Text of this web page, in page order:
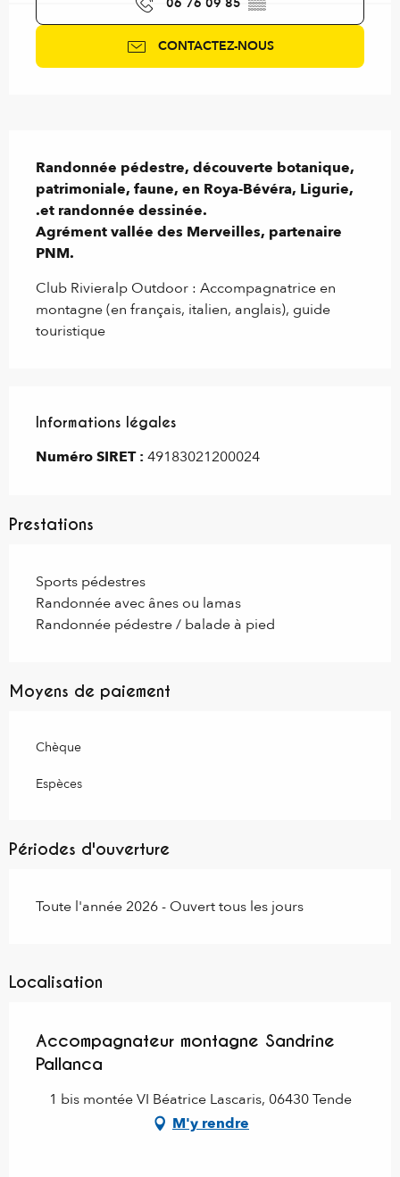
CONTACTEZ-NOUS
Randonnée pédestre, découverte botanique,
patrimoniale, faune, en Roya-Bévéra, Ligurie,
.et randonnée dessinée.
Agrément vallée des Merveilles, partenaire
PNM.
Club Rivieralp Outdoor : Accompagnatrice en
montagne (en français, italien, anglais), guide
touristique
Informations légales
Informations légales
Numéro SIRET : 49183021200024
Prestations
Sports pédestres
Randonnée avec ânes ou lamas
Randonnée pédestre / balade à pied
Moyens de paiement
Chèque
Espèces
Périodes d'ouverture
Toute l'année 2026 - Ouvert tous les jours
Localisation
Accompagnateur montagne Sandrine
Pallanca
1 bis montée VI Béatrice Lascaris, 06430 Tende
M'y rendre